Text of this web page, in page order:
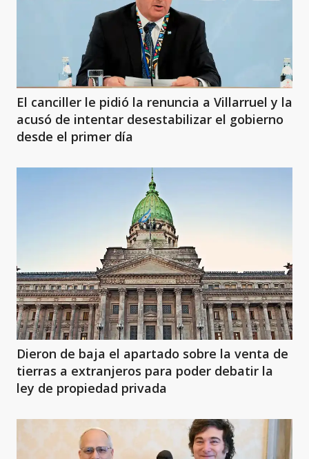
El canciller le pidió la renuncia a Villarruel y la
acusó de intentar desestabilizar el gobierno
desde el primer día
Dieron de baja el apartado sobre la venta de
tierras a extranjeros para poder debatir la
ley de propiedad privada